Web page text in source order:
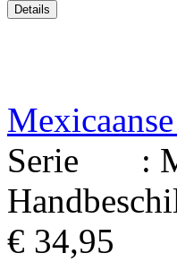
Serie :
€ 34,95